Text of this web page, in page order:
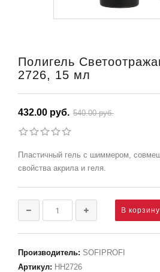
Полигель
2726, 15 мл
432.00 руб. 540.00 руб.
Пластичный гель с шиммером,
свойства акрила и геля.
Производитель: SOFIPROFI
Артикул: НН2726